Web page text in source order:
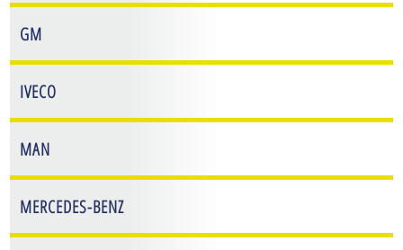
GM
IVECO
MAN
MERCEDES-BENZ